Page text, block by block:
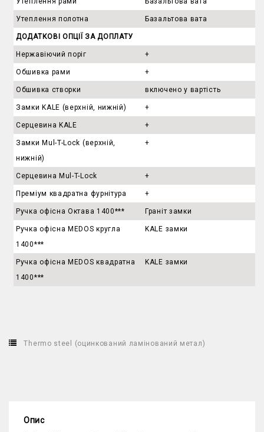
Утеплення полотна Базальтова вата
ДОДАТКОВІ ОПЦІЇ ЗА ДОПЛАТУ
Нержавіючий поріг +
Обшивка рами +
Обшивка створки включено у вартість
Замки KALE (верхній, нижній) +
Серцевина KALE +
Замки Mul-T-Lock (верхній,
нижній)
+
Серцевина Mul-T-Lock +
Преміум квадратна фурнітура +
Ручка офісна Октава 1400*** Граніт замки
Ручка офісна MEDOS кругла
1400***
KALE замки
Ручка офісна MEDOS квадратна
1400***
KALE замки
Thermo steel (оцинкований ламінований метал)
Опис